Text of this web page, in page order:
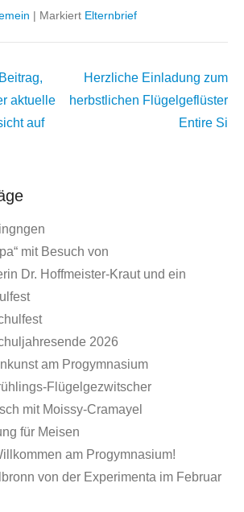
| Markiert Elternbrief
aktuelle
auf
Herzliche Einladung zum
herbstlichen Flügelgeflüster
Entire Si
mit Besuch von
Dr. Hoffmeister-Kraut und ein
2026
am Progymnasium
Flügelgezwitscher
mit Moissy-Cramayel
für Meisen
am Progymnasium!
von der Experimenta im Februar